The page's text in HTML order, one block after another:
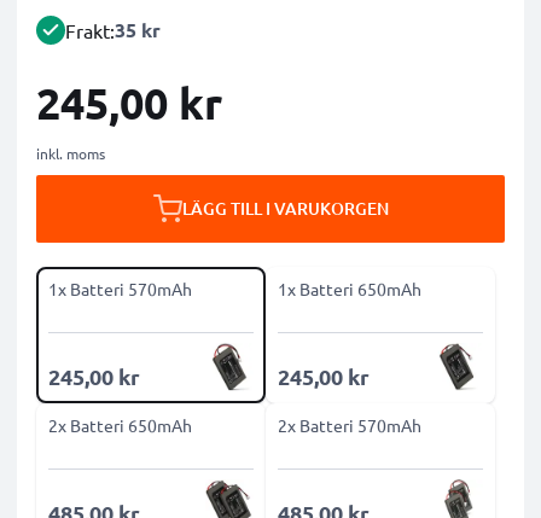
Frakt:35 kr
245,00 kr
inkl. moms
LÄGG TILL I VARUKORGEN
1x Batteri 570mAh
245,00 kr
1x Batteri 650mAh
245,00 kr
2x Batteri 650mAh 2x Batteri 570mAh